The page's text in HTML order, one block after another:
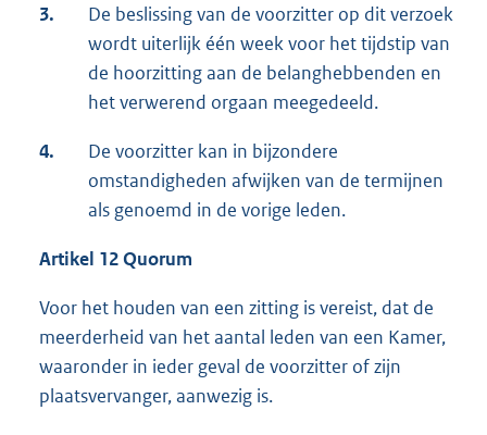
3.
De beslissing van de voorzitter op dit verzoek
wordt uiterlijk één week voor het tijdstip van
de hoorzitting aan de belanghebbenden en
het verwerend orgaan meegedeeld.
4.
De voorzitter kan in bijzondere
omstandigheden afwijken van de termijnen
als genoemd in de vorige leden.
Artikel 12 Quorum
Voor het houden van een zitting is vereist, dat de
meerderheid van het aantal leden van een Kamer,
waaronder in ieder geval de voorzitter of zijn
plaatsvervanger, aanwezig is.